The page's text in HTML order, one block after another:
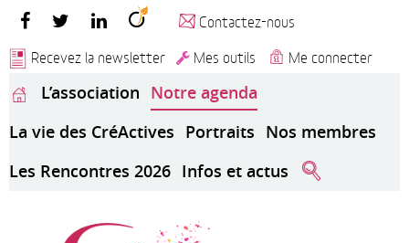
Contactez-nous
Recevez la newsletter
Mes outils Me connecter
L’association Notre agenda
La vie des CréActives Portraits Nos membres
Les Rencontres 2026 Infos et actus